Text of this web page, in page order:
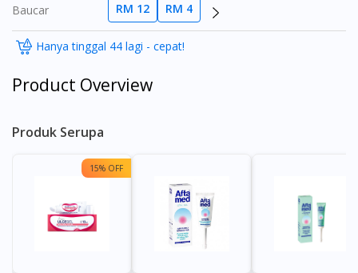
Baucar RM 12 RM 4
Hanya tinggal 44 lagi - cepat!
Product Overview
Produk Serupa
15% OFF